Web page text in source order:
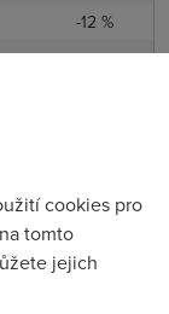
-12 %
-20 %
cookies pro
tomto
jejich